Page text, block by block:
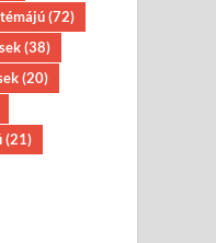
(72)
(38)
(20)
(21)